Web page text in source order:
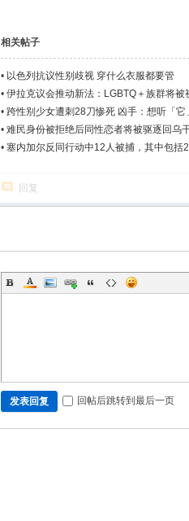
相关帖子
• 以色列抗议性别歧视 穿什么衣服都要管
• 伊拉克议会推动新法：LGBTQ＋族群将被
• 跨性别少女遭刺28刀惨死 凶手：想听「
• 难民身份被拒绝后同性恋者将被驱逐回乌
• 塞内加尔反同行动中12人被捕，其中包括
回复
发表回复 回帖后跳转到最后一页